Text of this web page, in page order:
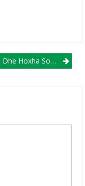
“biletën” E Fundit Për Ligën E Kampionëve